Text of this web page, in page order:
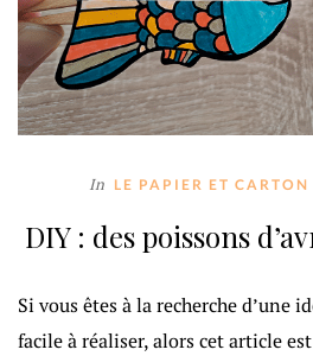
In LE PAPIER ET CARTON
DIY : des poissons
Si vous êtes à la recherche d’une
facile à réaliser, alors cet article